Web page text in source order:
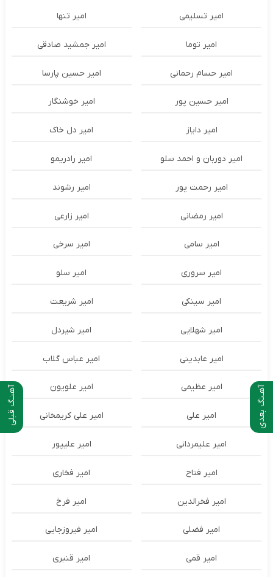
آهنـگ قبلی آهـنگ بعدی
امیر تسلیمی امیر تنها
امیر توما امیر جمشید صادقی
امیر حسام رحمانی امیر حسین پارسا
امیر حسین پور امیر خوشنگار
امیر دایاز امیر دل خاک
امیر دوربان و احمد سلو امیر رادریمو
امیر رحمت پور امیر رشوند
امیر رمضانی امیر زارعی
امیر سامی امیر سرخی
امیر سروری امیر سلو
امیر سینکی امیر شریعت
امیر شهلایی امیر شیردل
امیر عابدینی امیر عباس گلاب
امیر عظیمی امیر علویون
امیر علی امیر علی کریمخانی
امیر علیمردانی امیر علیپور
امیر فتاح امیر فخاری
امیر فخرالدین امیر فرخ
امیر فضلی امیر فیروزجایی
امیر قمی امیر قنبری